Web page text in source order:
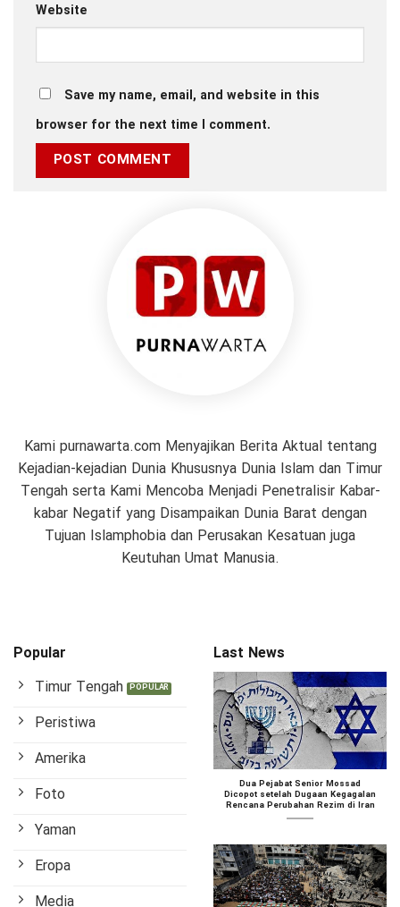
Website
Save my name, email, and website in this
browser for the next time I comment.
Kami purnawarta.com Menyajikan Berita Aktual tentang
Kejadian-kejadian Dunia Khususnya Dunia Islam dan Timur
Tengah serta Kami Mencoba Menjadi Penetralisir Kabar-
kabar Negatif yang Disampaikan Dunia Barat dengan
Tujuan Islamphobia dan Perusakan Kesatuan juga
Keutuhan Umat Manusia.
Popular
Timur Tengah
Peristiwa
Amerika
Foto
Yaman
Eropa
Media
Last News
Dua Pejabat Senior Mossad
Dicopot setelah Dugaan Kegagalan
Rencana Perubahan Rezim di Iran